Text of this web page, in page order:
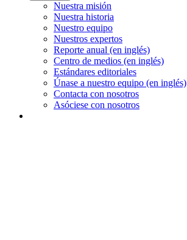
Nuestra misión
Nuestra historia
Nuestro equipo
Nuestros expertos
Reporte anual (en inglés)
Centro de medios (en inglés)
Estándares editoriales
Únase a nuestro equipo (en inglés)
Contacta con nosotros
Asóciese con nosotros